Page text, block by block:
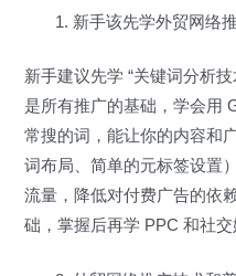
新手该先学外贸网络
新手建议先学 “关键词分析
是所有推广的基础，学会用
常搜的词，能让你的内容和
词布局、简单的元标签设置
流量，降低对付费广告的依
础，掌握后再学 PPC 和社交